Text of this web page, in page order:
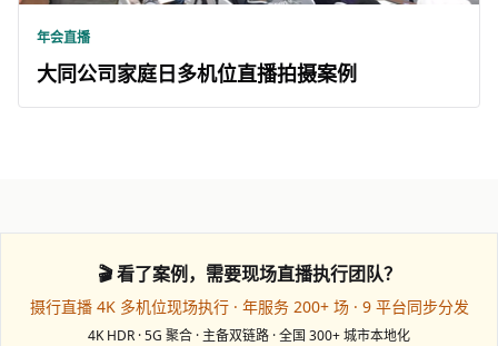
年会直播
大同公司家庭日多机位直播拍摄案例
🎬 看了案例，需要现场直播执行团队？
摄行直播 4K 多机位现场执行 · 年服务 200+ 场 · 9 平台同步分发
4K HDR · 5G 聚合 · 主备双链路 · 全国 300+ 城市本地化